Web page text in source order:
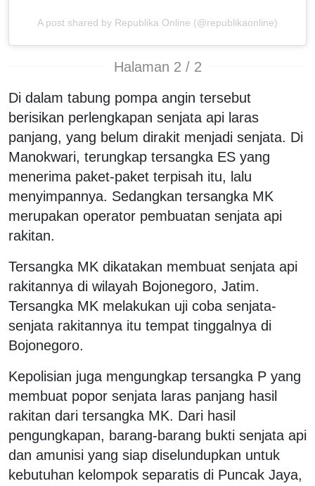
A post shared by Republika Online (@republikaonline)
Halaman 2 / 2
Di dalam tabung pompa angin tersebut
berisikan perlengkapan senjata api laras
panjang, yang belum dirakit menjadi senjata. Di
Manokwari, terungkap tersangka ES yang
menerima paket-paket terpisah itu, lalu
menyimpannya. Sedangkan tersangka MK
merupakan operator pembuatan senjata api
rakitan.
Tersangka MK dikatakan membuat senjata api
rakitannya di wilayah Bojonegoro, Jatim.
Tersangka MK melakukan uji coba senjata-
senjata rakitannya itu tempat tinggalnya di
Bojonegoro.
Kepolisian juga mengungkap tersangka P yang
membuat popor senjata laras panjang hasil
rakitan dari tersangka MK. Dari hasil
pengungkapan, barang-barang bukti senjata api
dan amunisi yang siap diselundupkan untuk
kebutuhan kelompok separatis di Puncak Jaya,